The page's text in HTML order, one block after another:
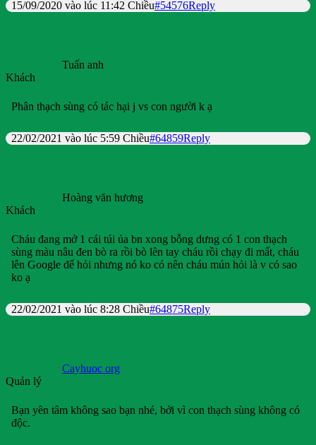
15/09/2020 vào lúc 11:42 Chiều#54576Reply
Tuấn anh
Khách
Phân thạch sùng có tác hại j vs con người k ạ
22/02/2021 vào lúc 5:59 Chiều#64859Reply
Hoàng văn hương
Khách
Cháu đang mở 1 cái túi ủa bn xong bỗng dưng có 1 con thạch
sùng màu nâu đen bò ra rồi bò lên tay cháu rồi chạy đi mất, cháu
lên Google để hỏi nhưng nó ko có nên cháu mún hỏi là v có sao
ko ạ
22/02/2021 vào lúc 8:28 Chiều#64875Reply
Cayhuoc org
Quản lý
Bạn yên tâm không sao bạn nhé, bởi vì con thạch sùng không có
độc.